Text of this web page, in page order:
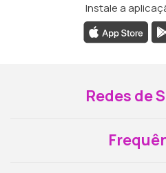
Instale a
Redes de